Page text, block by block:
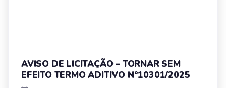
AVISO DE LICITAÇÃO – TORNAR SEM
EFEITO TERMO ADITIVO N°10301/2025